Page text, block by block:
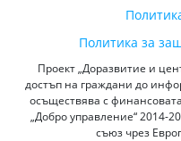
Политика за
Проект „Доразвитие и
достъп на граждани до
осъществява с
„Добро управление“ 2014-
съюз чрез